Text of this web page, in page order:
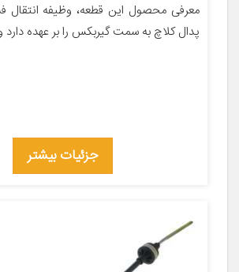
معرفی محصول این قطعه، وظیفه انتقال
پدال کلاچ به سمت گیربکس را بر عهده
جزئیات بیشتر